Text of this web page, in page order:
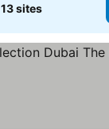
13 sites